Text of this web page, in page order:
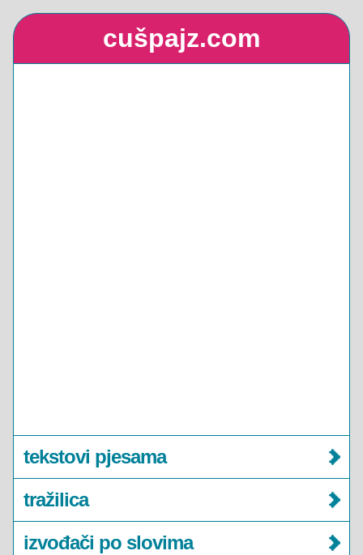
cušpajz.com
tekstovi pjesama
tražilica
izvođači po slovima